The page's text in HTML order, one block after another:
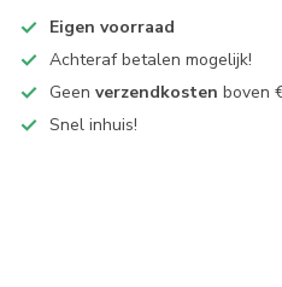
Eigen voorraad
Achteraf betalen mogelijk!
Geenverzendkosten boven
Snel inhuis!